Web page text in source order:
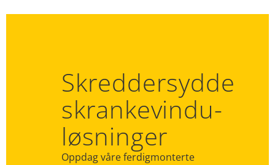
Skreddersydde
skrankevindu­
løsninger
Oppdag våre ferdigmonterte